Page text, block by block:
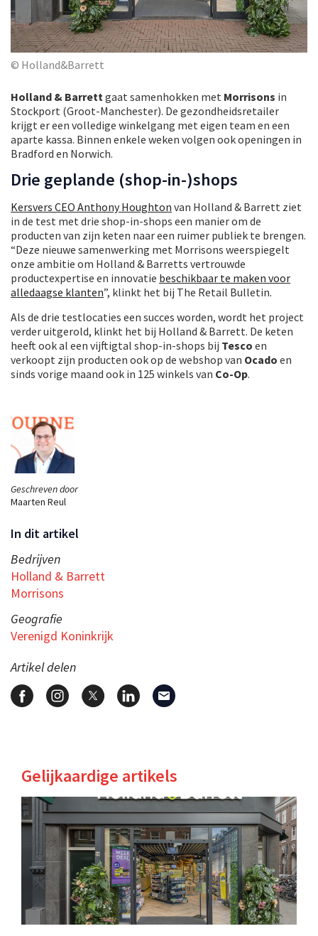
Geschreven door
Maarten Reul
In dit artikel
Bedrijven
Holland & Barrett
Morrisons
Geografie
Verenigd Koninkrijk
Artikel delen
© Holland&Barrett
Holland & Barrettgaat samenhokken met Morrisons in
Stockport (Groot-Manchester). De gezondheidsretailer
krijgt er een volledige winkelgang met eigen team en een
aparte kassa. Binnen enkele weken volgen ook openingen in
Bradford en Norwich.
Drie geplande (shop-in-)shops
Kersvers CEO Anthony Houghton van Holland & Barrett ziet
in de test met drie shop-in-shops een manier om de
producten van zijn keten naar een ruimer publiek te brengen.
“Deze nieuwe samenwerking met Morrisons weerspiegelt
onze ambitie om Holland & Barretts vertrouwde
productexpertise en innovatie beschikbaar te maken voor
alledaagse klanten”, klinkt het bij The Retail Bulletin.
Als de drie testlocaties een succes worden, wordt het project
verder uitgerold, klinkt het bij Holland & Barrett. De keten
heeft ook al een vijftigtal shop-in-shops bij Tesco en
verkoopt zijn producten ook op de webshop van Ocado en
sinds vorige maand ook in 125 winkels van Co-Op.
Gelijkaardige artikels